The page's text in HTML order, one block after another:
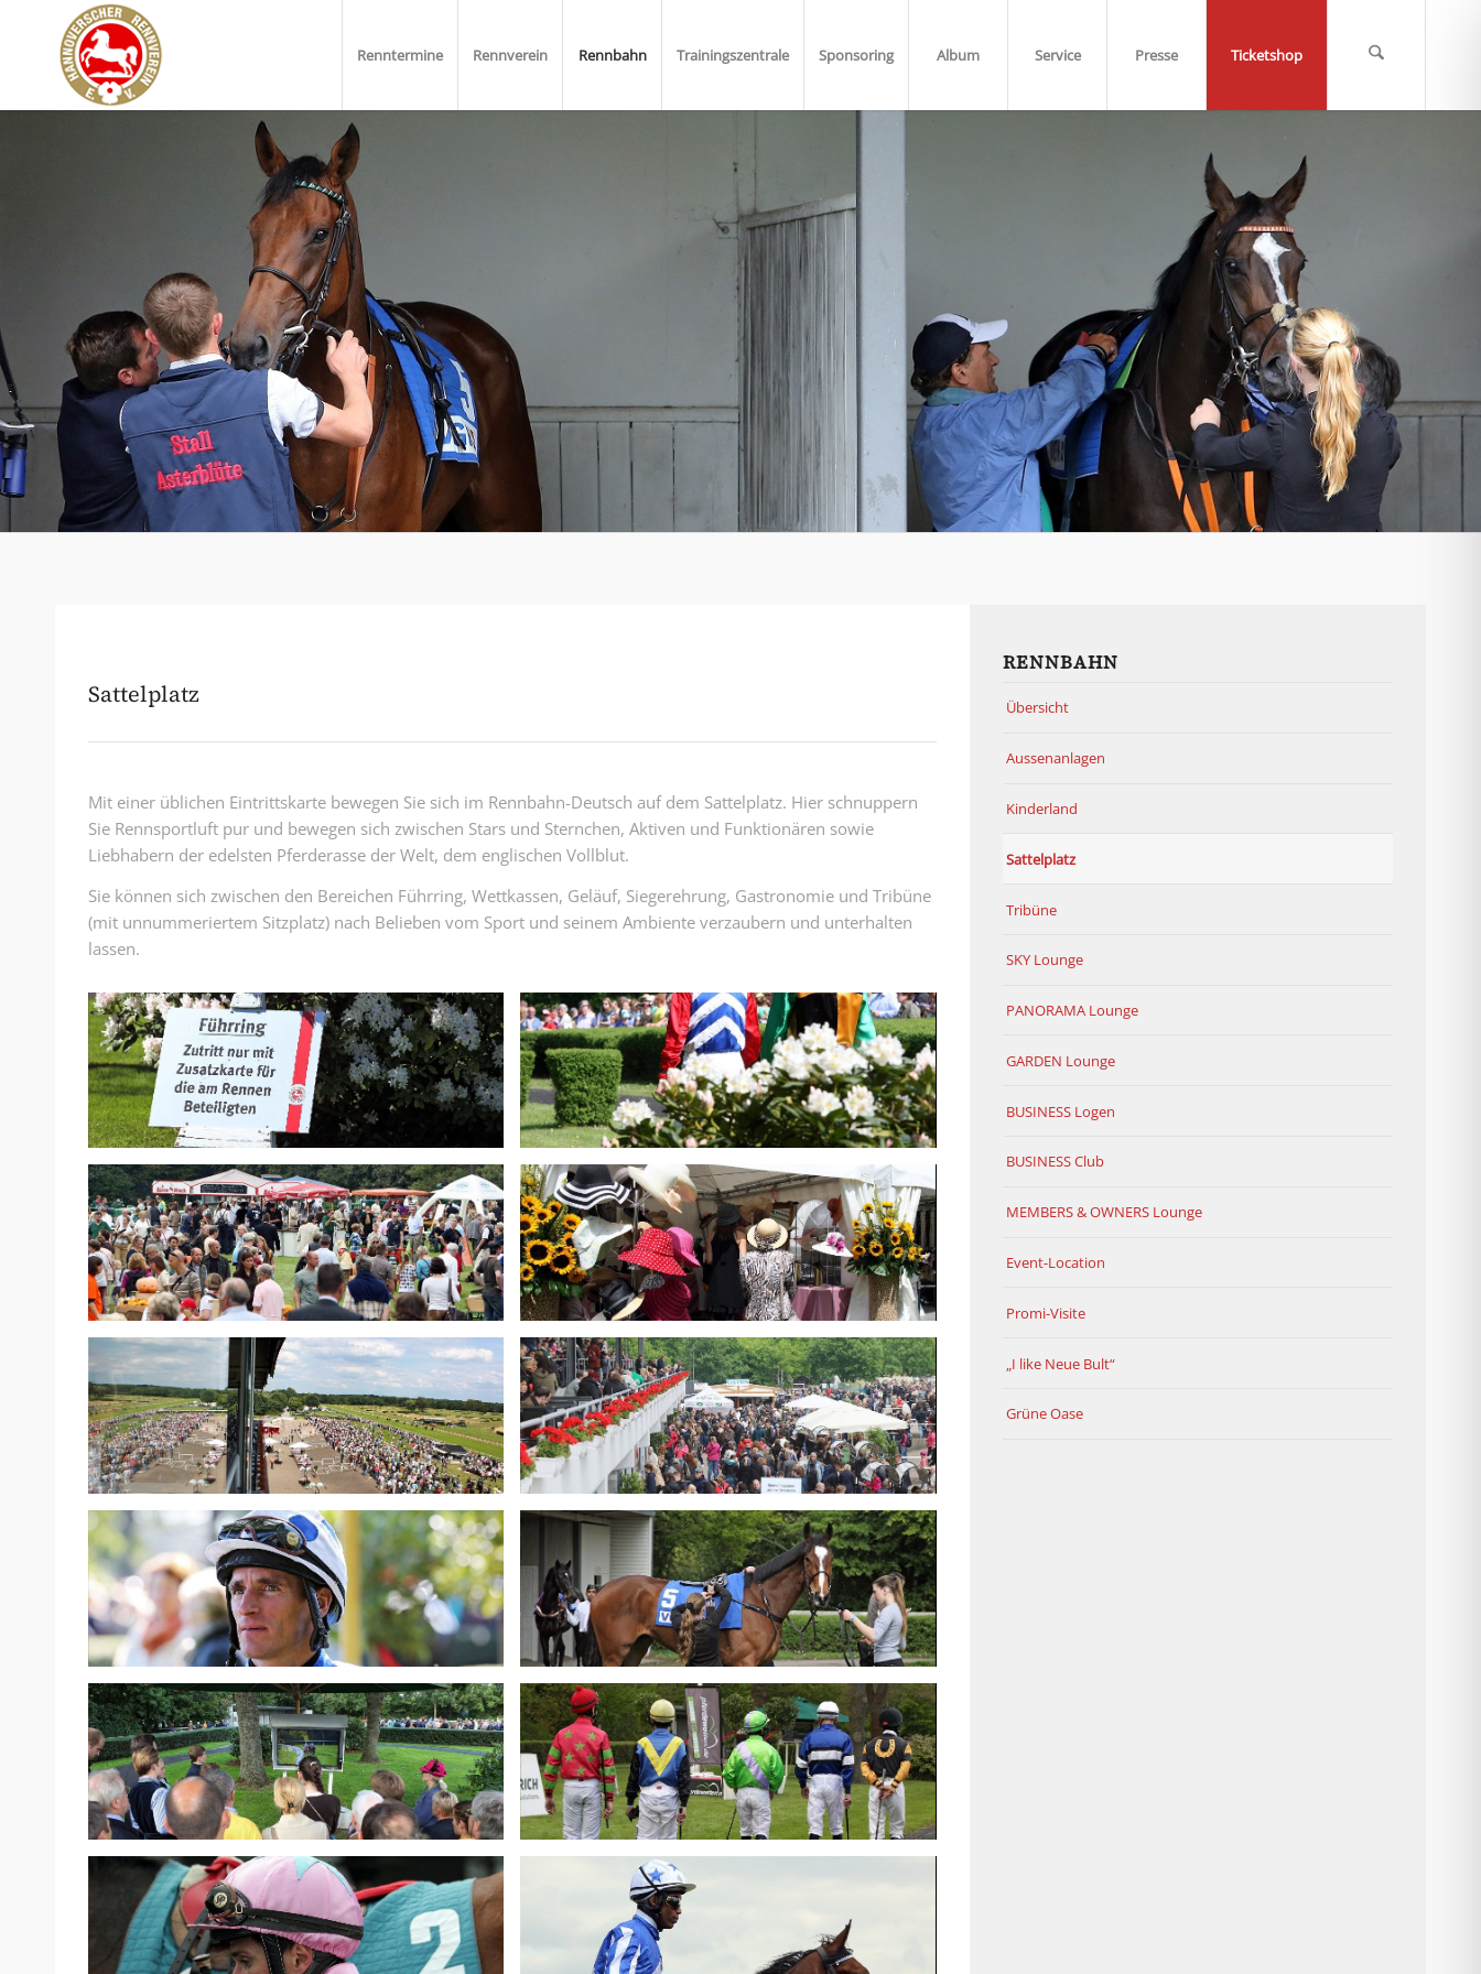
Renntermine Rennverein Rennbahn Trainingszentrale Sponsoring Album Service Presse Ticketshop
Sattelplatz
Mit einer üblichen Eintrittskarte bewegen Sie sich im Rennbahn-Deutsch auf dem Sattelplatz. Hier schnuppern
Sie Rennsportluft pur und bewegen sich zwischen Stars und Sternchen, Aktiven und Funktionären sowie
Liebhabern der edelsten Pferderasse der Welt, dem englischen Vollblut.
Sie können sich zwischen den Bereichen Führring, Wettkassen, Geläuf, Siegerehrung, Gastronomie und Tribüne
(mit unnummeriertem Sitzplatz) nach Belieben vom Sport und seinem Ambiente verzaubern und unterhalten
lassen.
RENNBAHN
Übersicht
Aussenanlagen
Kinderland
Sattelplatz
Tribüne
SKY Lounge
PANORAMA Lounge
GARDEN Lounge
BUSINESS Logen
BUSINESS Club
MEMBERS & OWNERS Lounge
Event-Location
Promi-Visite
„I like Neue Bult“
Grüne Oase